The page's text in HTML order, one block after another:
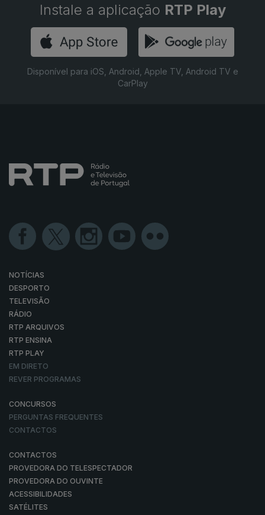
Instale a aplicação RTP Play
Disponível para iOS, Android, Apple TV, Android TV e
CarPlay
NOTÍCIAS
DESPORTO
TELEVISÃO
RÁDIO
RTP ARQUIVOS
RTP ENSINA
RTP PLAY
EM DIRETO
REVER PROGRAMAS
CONCURSOS
PERGUNTAS FREQUENTES
CONTACTOS
CONTACTOS
PROVEDORA DO TELESPECTADOR
PROVEDORA DO OUVINTE
ACESSIBILIDADES
SATÉLITES